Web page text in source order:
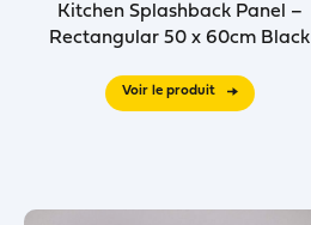
Kitchen Splashback Panel –
Rectangular 50 x 60cm Black
Voir le produit